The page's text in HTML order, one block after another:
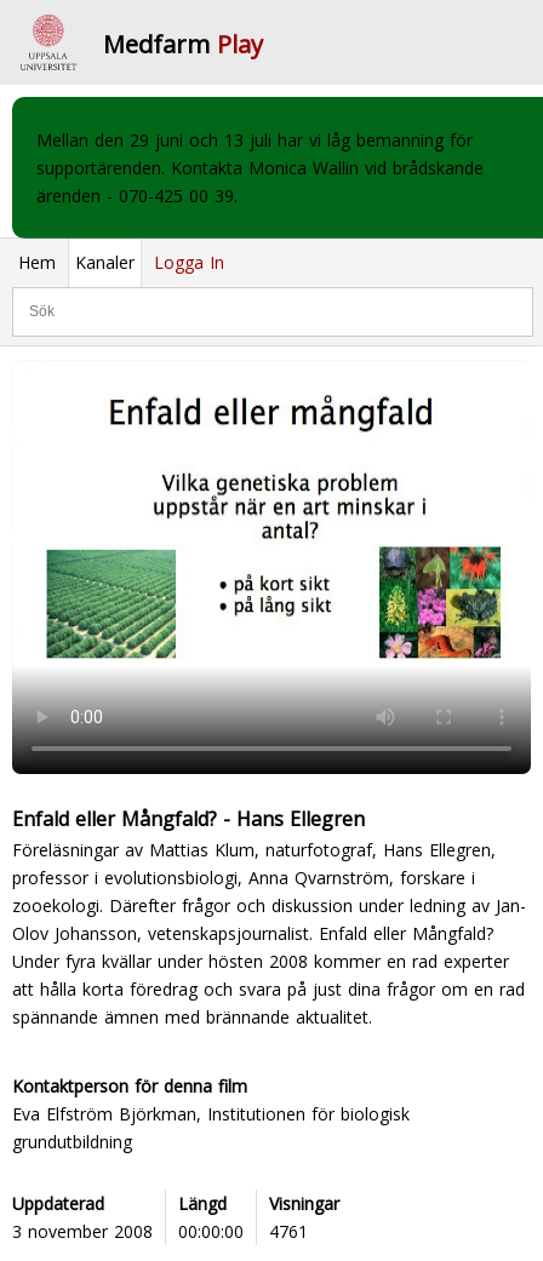
Medfarm Play
Mellan den 29 juni och 13 juli har vi låg bemanning för
supportärenden. Kontakta Monica Wallin vid brådskande
ärenden - 070-425 00 39.
Hem Kanaler Logga In
Enfald eller Mångfald? - Hans Ellegren
Föreläsningar av Mattias Klum, naturfotograf, Hans Ellegren,
professor i evolutionsbiologi, Anna Qvarnström, forskare i
zooekologi. Därefter frågor och diskussion under ledning av Jan-
Olov Johansson, vetenskapsjournalist. Enfald eller Mångfald?
Under fyra kvällar under hösten 2008 kommer en rad experter
att hålla korta föredrag och svara på just dina frågor om en rad
spännande ämnen med brännande aktualitet.
Kontaktperson för denna film
Eva Elfström Björkman, Institutionen för biologisk
grundutbildning
Uppdaterad
3 november 2008
Längd
00:00:00
Visningar
4761